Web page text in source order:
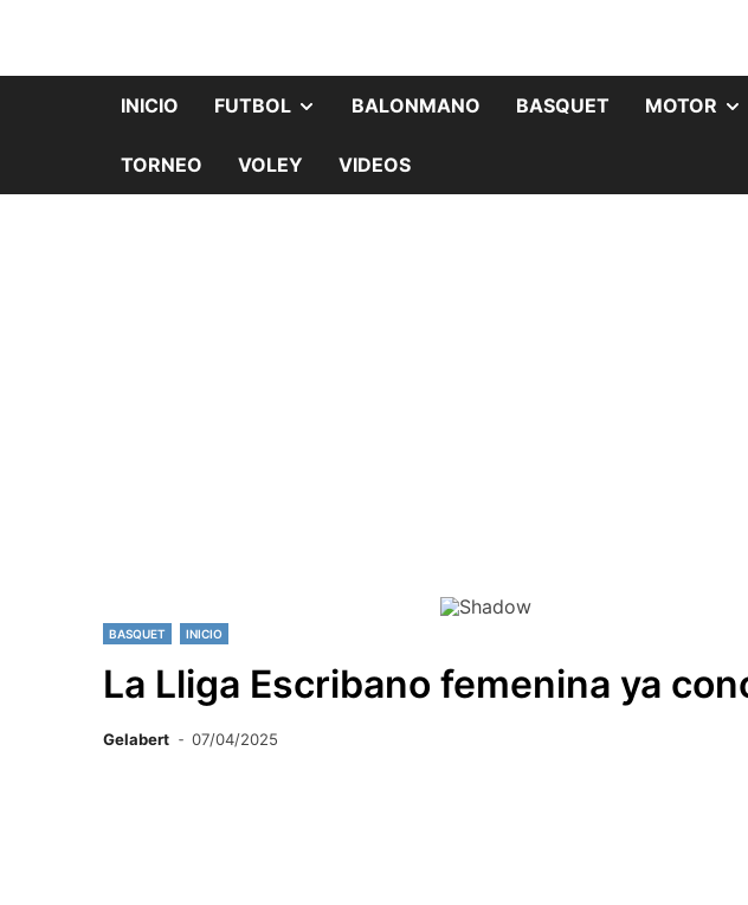
INICIO FUTBOL BALONMANO BASQUET MOTOR
TORNEO VOLEY VIDEOS
BASQUET INICIO
La Lliga Escribano femenina ya
Gelabert 07/04/2025